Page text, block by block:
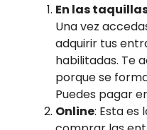
En las
Una vez
adquirir tus
habilitadas. Te
porque se
Puedes pagar
Online: Esta es